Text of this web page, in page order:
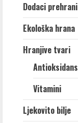
Dodaci prehrani
Ekološka hrana
Hranjive tvari
Vitamini
Ljekovito bilje